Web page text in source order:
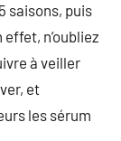
saisons, puis
n’oubliez
à veiller
et
les sérum